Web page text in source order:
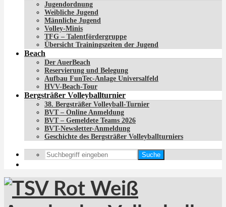
Jugendordnung
Weibliche Jugend
Männliche Jugend
Volley-Minis
TFG – Talentfördergruppe
Übersicht Trainingszeiten der Jugend
Beach
Der AuerBeach
Reservierung und Belegung
Aufbau FunTec-Anlage Universalfeld
HVV-Beach-Tour
Bergsträßer Volleyballturnier
38. Bergsträßer Volleyball-Turnier
BVT – Online Anmeldung
BVT – Gemeldete Teams 2026
BVT-Newsletter-Anmeldung
Geschichte des Bergsträßer Volleyballturniers
Suche